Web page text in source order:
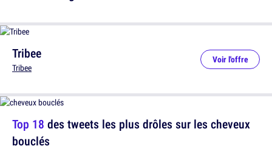
Tribee
Tribee
Voir l'offre
Top 18 des tweets les plus drôles sur les cheveux
bouclés